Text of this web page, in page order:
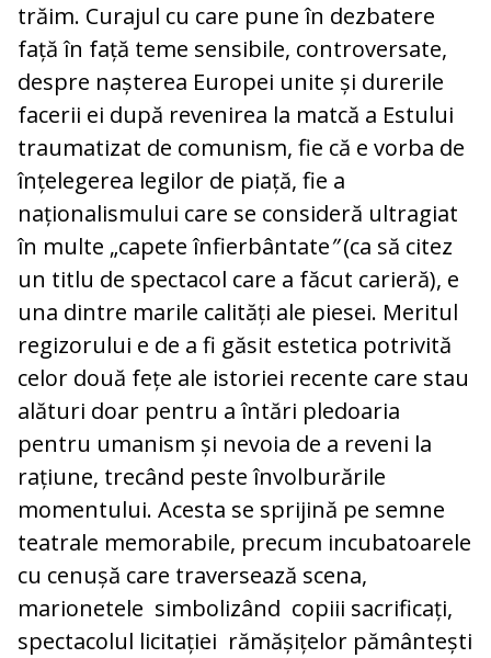
trăim. Curajul cu care pune în dezbatere
față în față teme sensibile, controversate,
despre nașterea Europei unite și durerile
facerii ei după revenirea la matcă a Estului
traumatizat de comunism, fie că e vorba de
înțelegerea legilor de piață, fie a
naționalismului care se consideră ultragiat
în multe „capete înfierbântate”(ca să citez
un titlu de spectacol care a făcut carieră), e
una dintre marile calități ale piesei. Meritul
regizorului e de a fi găsit estetica potrivită
celor două fețe ale istoriei recente care stau
alături doar pentru a întări pledoaria
pentru umanism și nevoia de a reveni la
rațiune, trecând peste învolburările
momentului. Acesta se sprijină pe semne
teatrale memorabile, precum incubatoarele
cu cenușă care traversează scena,
marionetele simbolizând copiii sacrificați,
spectacolul licitației rămășițelor pământești